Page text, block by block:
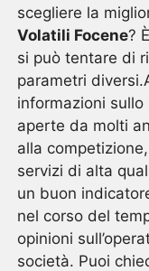
scegliere la
Volatili Focene?
si può tentare di
parametri
informazioni sullo
aperte da molti
alla
servizi di alta
un buon
nel corso del
opinioni
società. Puoi